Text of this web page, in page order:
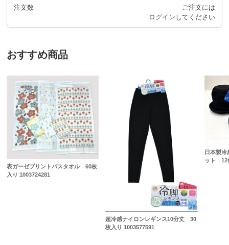
注文数
ご注文には
ログイン してください
おすすめ商品
表ガーゼプリントバスタオル 60枚
入り 1003724281
超冷感ナイロンレギンス10分丈 30
枚入り 1003577591
日本製
ット 12